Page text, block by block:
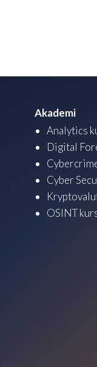
Akademi
Analytics
Digital
Cyber
OSINT